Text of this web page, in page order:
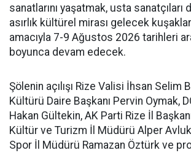
sanatlarını yaşatmak, usta
asırlık kültürel mirası gelecek
amacıyla 7-9 Ağustos 2026 tarihleri
boyunca devam edecek.
Şölenin açılışı Rize Valisi İhsan Selim
Kültürü Daire Başkanı Pervin Oymak,
Hakan Gültekin, AK Parti Rize İl
Kültür ve Turizm İl Müdürü Alper
Spor İl Müdürü Ramazan Öztürk ve